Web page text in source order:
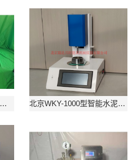
北京高性能混凝土气体渗透试验仪 北京WKY-1000型智能水泥净浆维卡仪